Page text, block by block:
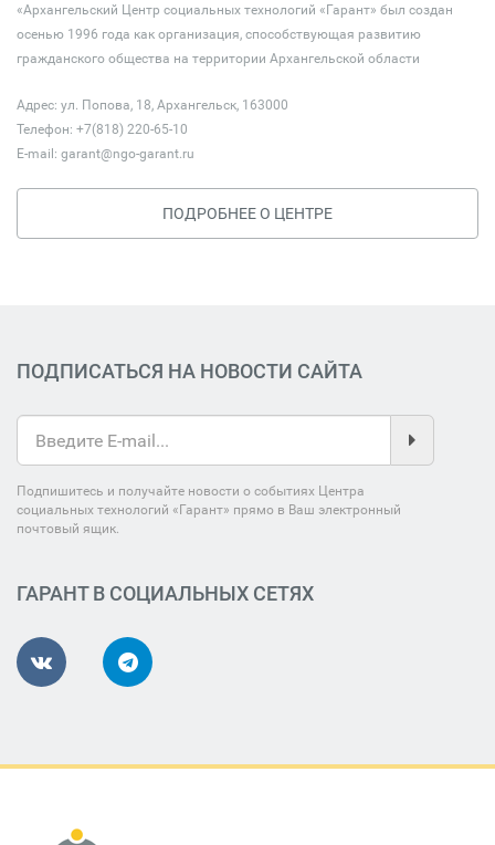
«Архангельский Центр социальных технологий «Гарант» был создан
осенью 1996 года как организация, способствующая развитию
гражданского общества на территории Архангельской области
Адрес: ул. Попова, 18, Архангельск, 163000
Телефон: +7(818) 220-65-10
E-mail: garant@ngo-garant.ru
ПОДРОБНЕЕ О ЦЕНТРЕ
ПОДПИСАТЬСЯ НА НОВОСТИ САЙТА
Подпишитесь и получайте новости о событиях Центра
социальных технологий «Гарант» прямо в Ваш электронный
почтовый ящик.
ГАРАНТ В СОЦИАЛЬНЫХ СЕТЯХ